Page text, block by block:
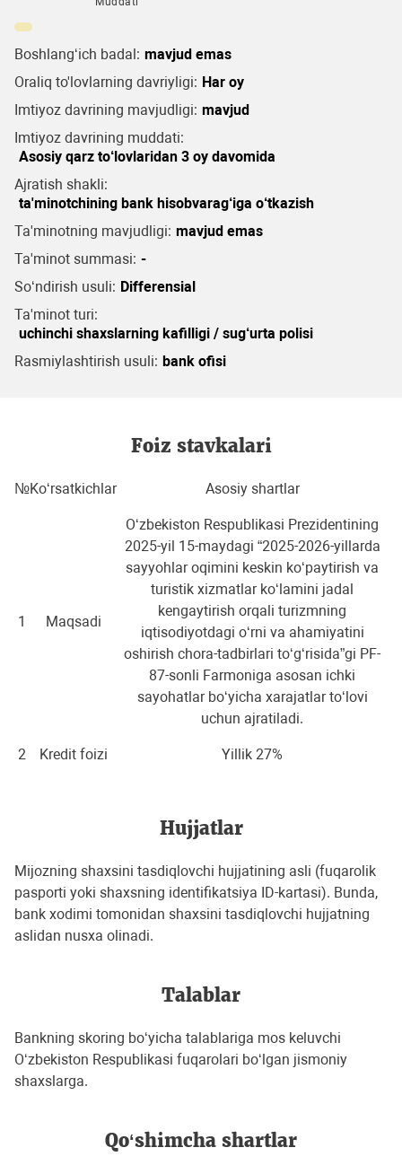
Boshlang‘ich badal: mavjud emas
Oraliq to'lovlarning davriyligi: Har oy
Imtiyoz davrining mavjudligi: mavjud
Imtiyoz davrining muddati:
Asosiy qarz to‘lovlaridan 3 oy davomida
Ajratish shakli:
ta'minotchining bank hisobvarag‘iga o‘tkazish
Ta'minotning mavjudligi: mavjud emas
Ta'minot summasi: -
So‘ndirish usuli: Differensial
Ta'minot turi:
uchinchi shaxslarning kafilligi / sug‘urta polisi
Rasmiylashtirish usuli: bank ofisi
Foiz stavkalari
№Ko‘rsatkichlar Asosiy shartlar
1 Maqsadi
O‘zbekiston Respublikasi Prezidentining
2025-yil 15-maydagi “2025-2026-yillarda
sayyohlar oqimini keskin koʻpaytirish va
turistik xizmatlar koʻlamini jadal
kengaytirish orqali turizmning
iqtisodiyotdagi oʻrni va ahamiyatini
oshirish chora-tadbirlari toʻgʻrisida”gi PF-
87-sonli Farmoniga asosan ichki
sayohatlar bo‘yicha xarajatlar to‘lovi
uchun ajratiladi.
2 Kredit foizi Yillik 27%
Hujjatlar
Mijozning shaxsini tasdiqlovchi hujjatining asli (fuqarolik
pasporti yoki shaxsning identifikatsiya ID-kartasi). Bunda,
bank xodimi tomonidan shaxsini tasdiqlovchi hujjatning
aslidan nusxa olinadi.
Talablar
Bankning skoring bo‘yicha talablariga mos keluvchi
O‘zbekiston Respublikasi fuqarolari bo‘lgan jismoniy
shaxslarga.
Qo‘shimcha shartlar